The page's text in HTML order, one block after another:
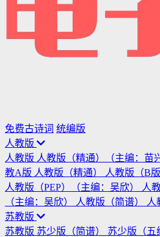
免费古诗词 统编版
人教版
人教版 人教版（精通）（主编：苗
教A版 人教版（精通）
人教版（B
人教版（PEP）（主编：吴欣）
人
（主编：吴欣）
人教版（简谱）
人
苏教版
苏教版 苏少版（简谱） 苏少版（五